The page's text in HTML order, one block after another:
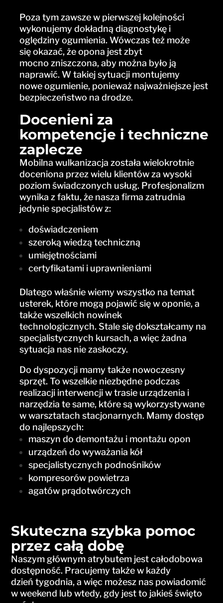
Poza tym zawsze w pierwszej kolejności
wykonujemy dokładną diagnostykę i
oględziny ogumienia. Wówczas też może
się okazać, że opona jest zbyt
mocno zniszczona, aby można było ją
naprawić. W takiej sytuacji montujemy
nowe ogumienie, ponieważ najważniejsze jest
bezpieczeństwo na drodze.
Docenieni za
kompetencje i techniczne
zaplecze
Mobilna wulkanizacja została wielokrotnie
doceniona przez wielu klientów za wysoki
poziom świadczonych usług. Profesjonalizm
wynika z faktu, że nasza firma zatrudnia
jedynie specjalistów z:
doświadczeniem
szeroką wiedzą techniczną
umiejętnościami
certyfikatami i uprawnieniami
Dlatego właśnie wiemy wszystko na temat
usterek, które mogą pojawić się w oponie, a
także wszelkich nowinek
technologicznych. Stale się dokształcamy na
specjalistycznych kursach, a więc żadna
sytuacja nas nie zaskoczy.
Do dyspozycji mamy także nowoczesny
sprzęt. To wszelkie niezbędne podczas
realizacji interwencji w trasie urządzenia i
narzędzia te same, które są wykorzystywane
w warsztatach stacjonarnych. Mamy dostęp
do najlepszych:
maszyn do demontażu i montażu opon
urządzeń do wyważania kół
specjalistycznych podnośników
kompresorów powietrza
agatów prądotwórczych
Skuteczna szybka pomoc
przez całą dobę
Naszym głównym atrybutem jest całodobowa
dostępność. Pracujemy także w każdy
dzień tygodnia, a więc możesz nas powiadomić
w weekend lub wtedy, gdy jest to jakieś święto